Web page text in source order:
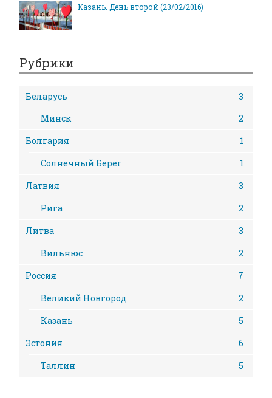
Казань. День второй (23/02/2016)
Рубрики
Беларусь
3
Минск
2
Болгария
1
Солнечный Берег
1
Латвия
3
Рига
2
Литва
3
Вильнюс
2
Россия
7
Великий Новгород
2
Казань
5
Эстония
6
Таллин
5